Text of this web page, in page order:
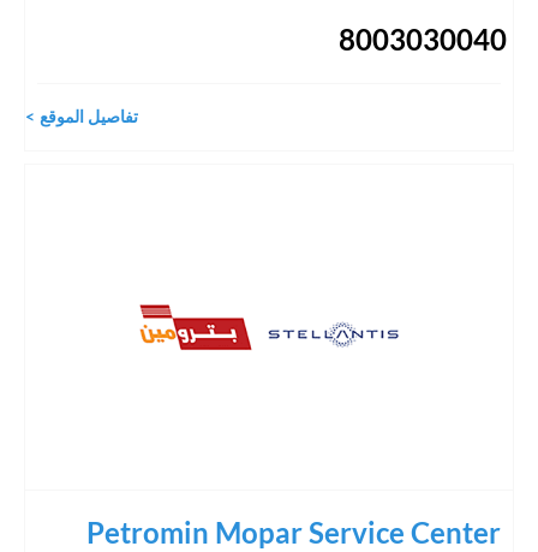
8003030040
تفاصيل الموقع
Petromin Mopar Service Center